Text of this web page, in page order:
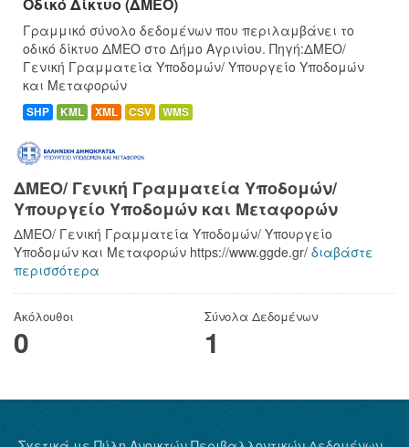
Γραμμικό σύνολο δεδομένων που περιλαμβάνει το
οδικό δίκτυο ΔΜΕΟ στο Δήμο Αγρινίου. Πηγή:ΔΜΕΟ/
Γενική Γραμματεία Υποδομών/ Υπουργείο Υποδομών
και Μεταφορών
SHP KML XML CSV WMS
ΔΜΕΟ/ Γενική Γραμματεία Υποδομών/
Υπουργείο Υποδομών και Μεταφορών
ΔΜΕΟ/ Γενική Γραμματεία Υποδομών/ Υπουργείο
Υποδομών και Μεταφορών https://www.ggde.gr/ διαβάστε
περισσότερα
Ακόλουθοι
0
Σύνολα Δεδομένων
1